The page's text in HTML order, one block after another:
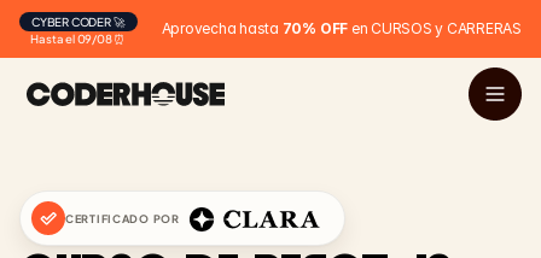
Hasta el 09/08 ⏰
CYBER CODER 🚀 Aprovecha hasta 70% OFF en CURSOS y CARRERAS
CERTIFICADO POR